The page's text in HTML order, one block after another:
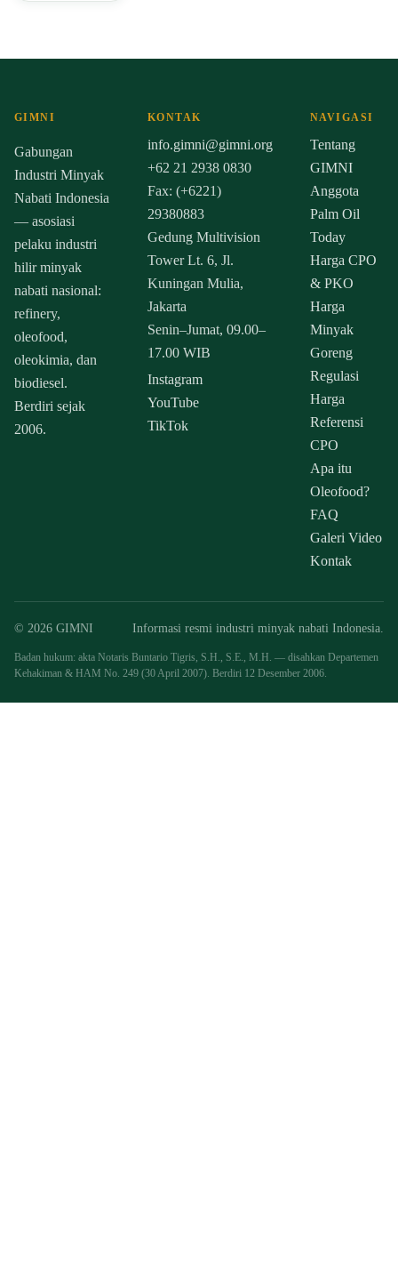
GIMNI
Gabungan
Industri Minyak
Nabati Indonesia
— asosiasi
pelaku industri
hilir minyak
nabati nasional:
refinery,
oleofood,
oleokimia, dan
biodiesel.
Berdiri sejak
2006.
KONTAK
info.gimni@gimni.org
+62 21 2938 0830
Fax: (+6221)
29380883
Gedung Multivision
Tower Lt. 6, Jl.
Kuningan Mulia,
Jakarta
Senin–Jumat, 09.00–
17.00 WIB
Instagram
YouTube
TikTok
NAVIGASI
Tentang
GIMNI
Anggota
Palm Oil
Today
Harga CPO
& PKO
Harga
Minyak
Goreng
Regulasi
Harga
Referensi
CPO
Apa itu
Oleofood?
FAQ
Galeri Video
Kontak
© 2026 GIMNI Informasi resmi industri minyak nabati Indonesia.
Badan hukum: akta Notaris Buntario Tigris, S.H., S.E., M.H. — disahkan Departemen
Kehakiman & HAM No. 249 (30 April 2007). Berdiri 12 Desember 2006.